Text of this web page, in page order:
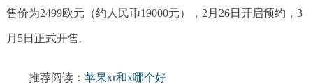
售价为2499欧元（约人民币19000元），2月26日开启预约，3
月5日正式开售。
推荐阅读： 苹果xr和x哪个好